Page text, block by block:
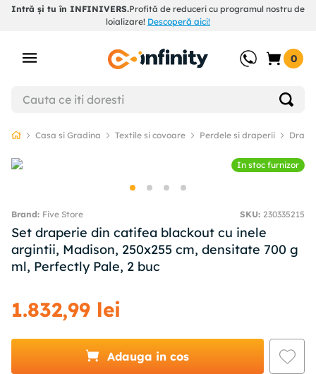
Intră și tu în INFINIVERS.Profită de reduceri cu programul nostru de
loializare! Descoperă aici!
0
Casa si Gradina Textile si covoare Perdele si draperii
In stoc furnizor
Five Store SKU: 230335215
Set draperie din catifea blackout cu inele
argintii, Madison, 250x255 cm, densitate 700 g
ml, Perfectly Pale, 2 buc
1.832,99 lei
Adauga in cos